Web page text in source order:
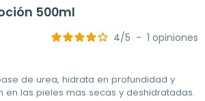
500ml
4/5 - 1 opiniones
de urea, hidrata en profundidad y
en las pieles mas secas y deshidratadas.